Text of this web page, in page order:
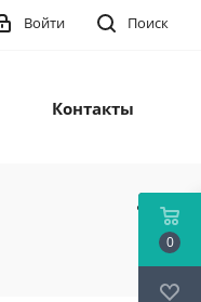
Поиск
Войти
Контакты
0